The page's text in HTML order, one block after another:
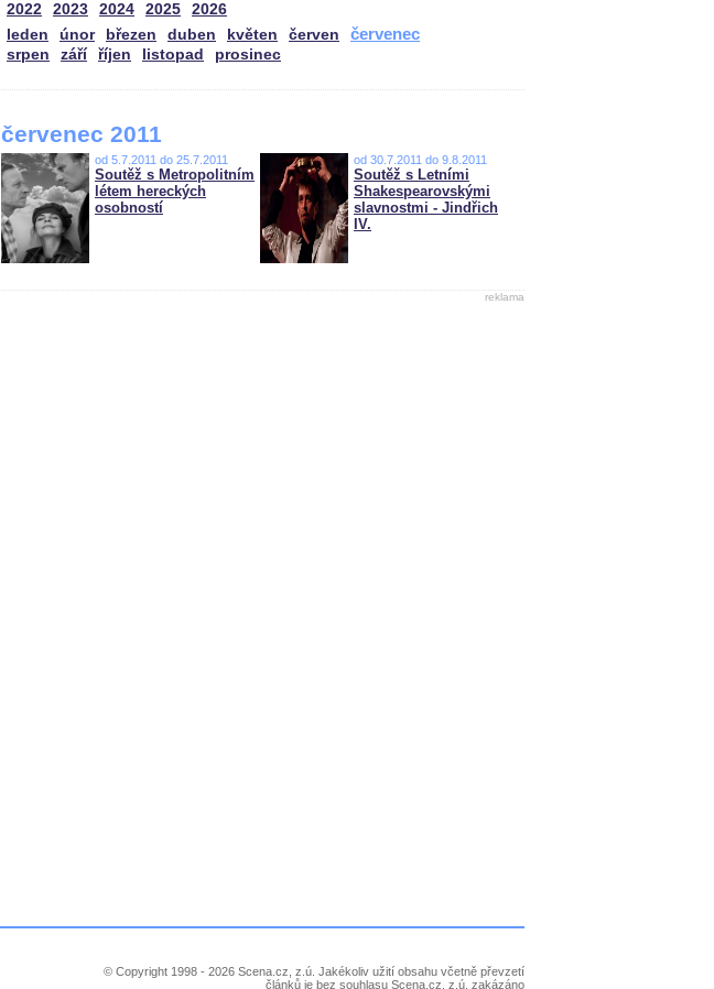
2022
2023 2024 2025
2026
leden
únor březen duben květen červen červenec
srpen září říjen listopad prosinec
červenec 2011
od 5.7.2011 do 25.7.2011
Soutěž s Metropolitním
létem hereckých
osobností
od 30.7.2011 do 9.8.2011
Soutěž s Letními
Shakespearovskými
slavnostmi - Jindřich
IV.
reklama
© Copyright 1998 - 2026 Scena.cz, z.ú. Jakékoliv užití obsahu včetně převzetí
článků je bez souhlasu Scena.cz, z.ú. zakázáno